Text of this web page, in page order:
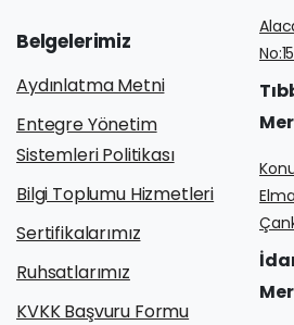
Belgelerimiz
Aydınlatma Metni
Entegre Yönetim
Sistemleri Politikası
Bilgi Toplumu Hizmetleri
Sertifikalarımız
Ruhsatlarımız
KVKK Başvuru Formu